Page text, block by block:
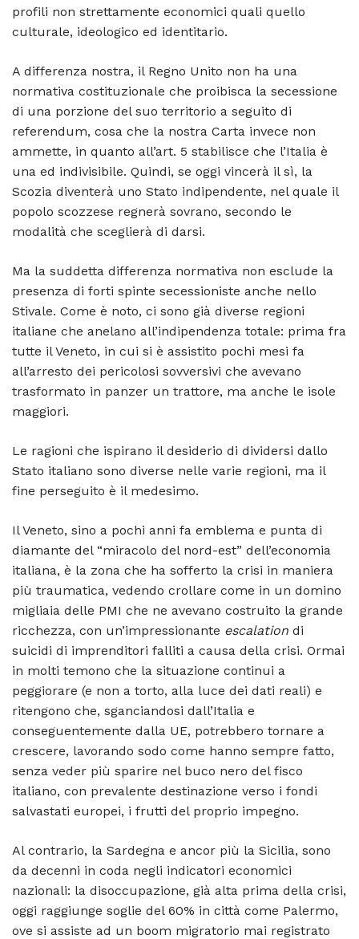
profili non strettamente economici quali quello
culturale, ideologico ed identitario.
A differenza nostra, il Regno Unito non ha una
normativa costituzionale che proibisca la secessione
di una porzione del suo territorio a seguito di
referendum, cosa che la nostra Carta invece non
ammette, in quanto all’art. 5 stabilisce che l’Italia è
una ed indivisibile. Quindi, se oggi vincerà il sì, la
Scozia diventerà uno Stato indipendente, nel quale il
popolo scozzese regnerà sovrano, secondo le
modalità che sceglierà di darsi.
Ma la suddetta differenza normativa non esclude la
presenza di forti spinte secessioniste anche nello
Stivale. Come è noto, ci sono già diverse regioni
italiane che anelano all’indipendenza totale: prima fra
tutte il Veneto, in cui si è assistito pochi mesi fa
all’arresto dei pericolosi sovversivi che avevano
trasformato in panzer un trattore, ma anche le isole
maggiori.
Le ragioni che ispirano il desiderio di dividersi dallo
Stato italiano sono diverse nelle varie regioni, ma il
fine perseguito è il medesimo.
Il Veneto, sino a pochi anni fa emblema e punta di
diamante del “miracolo del nord-est” dell’economia
italiana, è la zona che ha sofferto la crisi in maniera
più traumatica, vedendo crollare come in un domino
migliaia delle PMI che ne avevano costruito la grande
ricchezza, con un’impressionante escalation di
suicidi di imprenditori falliti a causa della crisi. Ormai
in molti temono che la situazione continui a
peggiorare (e non a torto, alla luce dei dati reali) e
ritengono che, sganciandosi dall’Italia e
conseguentemente dalla UE, potrebbero tornare a
crescere, lavorando sodo come hanno sempre fatto,
senza veder più sparire nel buco nero del fisco
italiano, con prevalente destinazione verso i fondi
salvastati europei, i frutti del proprio impegno.
Al contrario, la Sardegna e ancor più la Sicilia, sono
da decenni in coda negli indicatori economici
nazionali: la disoccupazione, già alta prima della crisi,
oggi raggiunge soglie del 60% in città come Palermo,
ove si assiste ad un boom migratorio mai registrato